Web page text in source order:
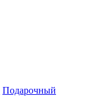
Подарочный